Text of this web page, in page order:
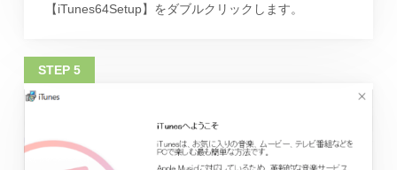
【iTunes64Setup】をダブルクリックします。